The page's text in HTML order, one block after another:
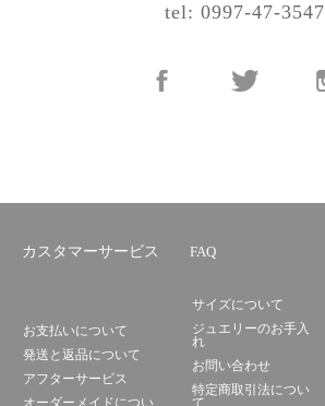
tel: 0997-47-3547
カスタマーサービス FAQ
お支払いについて
発送と返品について
アフターサービス
サイズについて
ジュエリーのお手入
れ
お問い合わせ
特定商取引法につい